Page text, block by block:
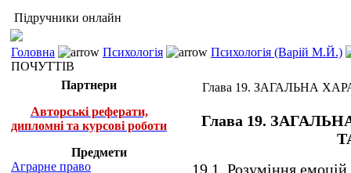
Підручники онлайн
Головна Психологія
Психологія (Варій М.Й.)
ПОЧУТТІВ
Партнери
Авторські реферати,
дипломні та курсові роботи
Предмети
Аграрне право
Глава 19. ЗАГАЛЬНА
Глава 19.
19.1. Розуміння емоцій